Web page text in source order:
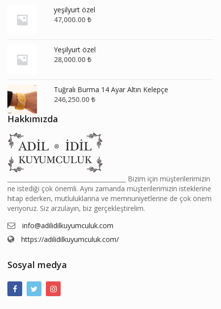
yeşilyurt özel
47,000.00 ₺
Yeşilyurt özel
28,000.00 ₺
Tuğralı Burma 14 Ayar Altın Kelepçe
246,250.00 ₺
Hakkımızda
________________________________________ Bizim için müşterilerimizin
ne istediği çok önemli. Aynı zamanda müşterilerimizin isteklerine
hitap ederken, mutluluklarına ve memnuniyetlerine de çok önem
veriyoruz. Siz arzulayın, biz gerçekleştirelim.
info@adilidilkuyumculuk.com
https://adilidilkuyumculuk.com/
Sosyal medya